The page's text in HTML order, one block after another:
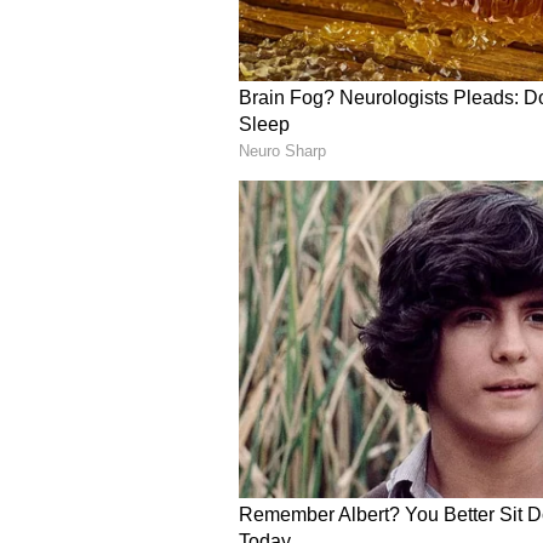
ಈಗ ಸ್ಮಾರ್ಟ್ಫೋನ್ಗಳು ಮತ್ತು ಇಂಟರ್ನೆಟ್
ಭೌತಿಕವಾಗಿ ಭೇಟಿಯಾಗೋದು
ಸ್ಮಾರ್ಟ್ಫೋನ್ಗಳು ಮತ್ತು ಇಂಟರ್ನೆಟ್ನಲ್ಲಿ
5
9